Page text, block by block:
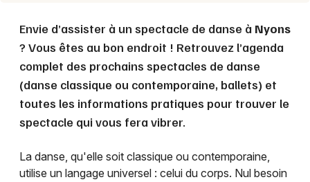
Envie d’assister à un spectacle de danse à Nyons
? Vous êtes au bon endroit ! Retrouvez l’agenda
complet des prochains spectacles de danse
(danse classique ou contemporaine, ballets) et
toutes les informations pratiques pour trouver le
spectacle qui vous fera vibrer.
La danse, qu'elle soit classique ou contemporaine,
utilise un langage universel : celui du corps. Nul besoin